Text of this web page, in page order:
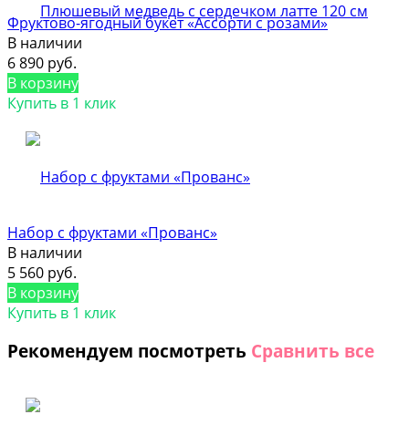
Фруктово-ягодный букет «Ассорти с розами»
В наличии
6 890 руб.
В корзину
Купить в 1 клик
Набор с фруктами «Прованс»
В наличии
5 560 руб.
В корзину
Купить в 1 клик
Рекомендуем посмотреть Сравнить все